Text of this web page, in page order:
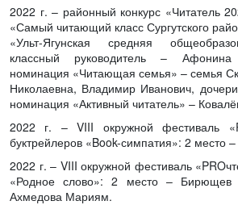
2022 г. – районный конкурс «Читатель
«Самый читающий класс Сургутского
«Ульт-Ягунская средняя
классный руководитель –
номинация «Читающая семья» – семья
Николаевна, Владимир Иванович,
номинация «Активный читатель» –
2022 г. – VIII окружной фестиваль
буктрейлеров «Book-симпатия»: 2 место
2022 г. – VIII окружной фестиваль
«Родное слово»: 2 место –
Ахмедова Мариям.